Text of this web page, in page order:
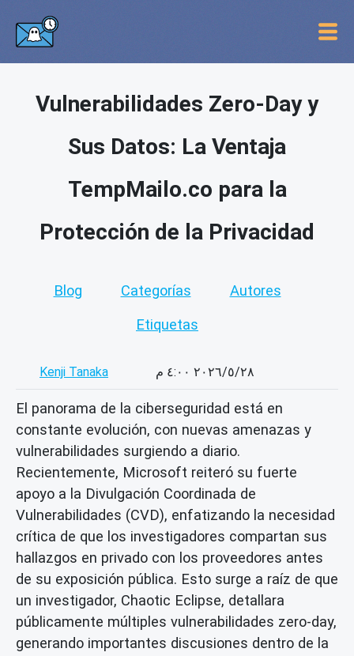
Vulnerabilidades Zero-Day y
Sus Datos: La Ventaja
TempMailo.co para la
Protección de la Privacidad
Blog Categorías Autores
Etiquetas
Kenji Tanaka ٢٨‏/٥‏/٢٠٢٦ ٤:٠٠ م
El panorama de la ciberseguridad está en
constante evolución, con nuevas amenazas y
vulnerabilidades surgiendo a diario.
Recientemente, Microsoft reiteró su fuerte
apoyo a la Divulgación Coordinada de
Vulnerabilidades (CVD), enfatizando la necesidad
crítica de que los investigadores compartan sus
hallazgos en privado con los proveedores antes
de su exposición pública. Esto surge a raíz de que
un investigador, Chaotic Eclipse, detallara
públicamente múltiples vulnerabilidades zero-day,
generando importantes discusiones dentro de la